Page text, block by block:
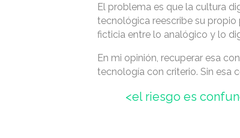
El problema es que la cultura
tecnológica reescribe su propio
ficticia entre lo analógico y lo
En mi opinión, recuperar esa
tecnología con criterio. Sin esa
<el riesgo es